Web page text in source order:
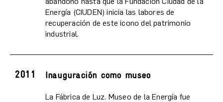
Energía (CIUDEN) inicia las labores de
recuperación de este icono del patrimonio
industrial.
2011 Inauguración como museo
La Fábrica de Luz. Museo de la Energía fue